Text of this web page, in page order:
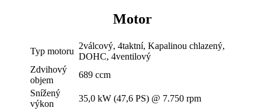
Motor
Typ motoru
2válcový, 4taktní, Kapalinou chlazený,
DOHC, 4ventilový
Zdvihový
objem
689 ccm
Snížený
výkon
35,0 kW (47,6 PS) @ 7.750 rpm